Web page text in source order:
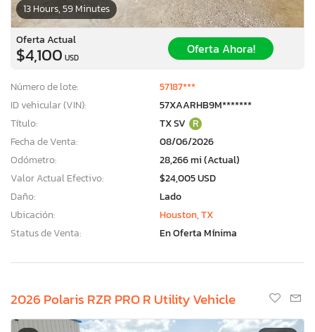
13 Hours, 59 Minutes
Oferta Actual
$4,100 USD
Oferta Ahora!
Número de lote:
57187***
ID vehicular (VIN):
57XAARHB9M*******
Título:
TX SV R
Fecha de Venta:
08/06/2026
Odómetro:
28,266 mi (Actual)
Valor Actual Efectivo:
$24,005 USD
Daño:
Lado
Ubicación:
Houston, TX
Status de Venta:
En Oferta Mínima
2026 Polaris RZR PRO R Utility Vehicle